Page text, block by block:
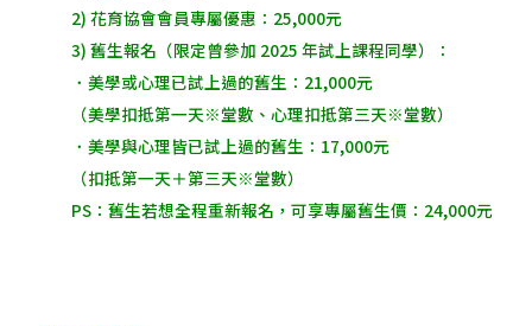
2) 花育協會會員專屬優惠：25,000元
3) 舊生報名（限定曾參加 2025 年試上課程同學）：
．美學或心理已試上過的舊生：21,000元
（美學扣抵第一天※堂數、心理扣抵第三天※堂數）
．美學與心理皆已試上過的舊生：17,000元
（扣抵第一天＋第三天※堂數）
PS：舊生若想全程重新報名，可享專屬舊生價：24,000元